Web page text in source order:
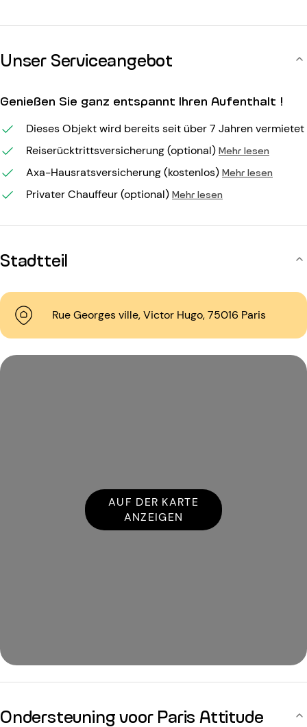
Unser Serviceangebot
Genießen Sie ganz entspannt Ihren Aufenthalt !
Dieses Objekt wird bereits seit über 7 Jahren vermietet
Reiserücktrittsversicherung (optional) Mehr lesen
Axa-Hausratsversicherung (kostenlos) Mehr lesen
Privater Chauffeur (optional) Mehr lesen
Stadtteil
Rue Georges ville, Victor Hugo, 75016 Paris
AUF DER KARTE
ANZEIGEN
Ondersteuning voor Paris Attitude